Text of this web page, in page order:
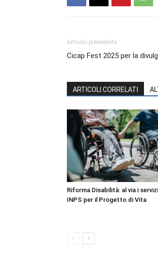
Articolo precedente
Cicap Fest 2025 per la
ARTICOLI CORRELATI
Riforma Disabilità: al via i servizi
INPS per il Progetto di Vita